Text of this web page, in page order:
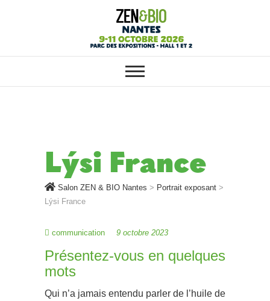
Salon ZEN & BIO
Nantes
SALON ZEN & BIO NANTES :
VOTRE SALON BIO, BIEN-ÊTRE
ET HABITAT SAIN
Lýsi France
Salon ZEN & BIO Nantes > Portrait exposant >
Lýsi France
communication 9 octobre 2023
Présentez-vous en quelques
mots
Qui n’a jamais entendu parler de l’huile de